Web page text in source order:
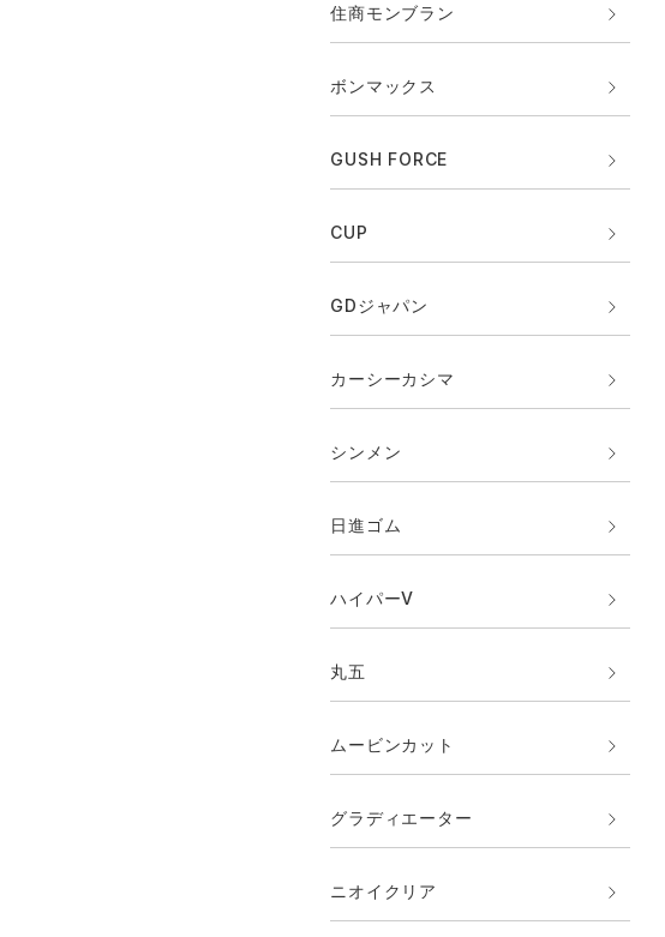
住商モンブラン
ボンマックス
GUSH FORCE
CUP
GDジャパン
カーシーカシマ
シンメン
日進ゴム
ハイパーV
丸五
ムービンカット
グラディエーター
ニオイクリア